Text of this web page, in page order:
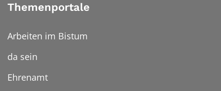
Themenportale
Arbeiten im Bistum
da sein
Ehrenamt